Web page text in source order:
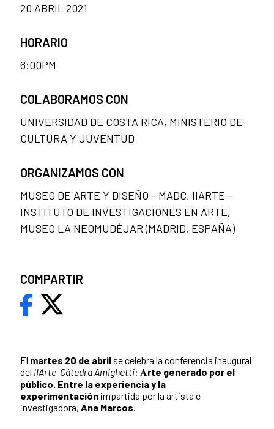
El martes 20 de abril se celebra la conferencia inaugural
del IIArte-Cátedra Amighetti: 𝐀rte generado por el
público. Entre la experiencia y la
experimentación impartida por la artista e
investigadora, Ana Marcos
20 ABRIL 2021
HORARIO
6:00PM
COLABORAMOS CON
UNIVERSIDAD DE COSTA RICA, MINISTERIO DE
CULTURA Y JUVENTUD
ORGANIZAMOS CON
MUSEO DE ARTE Y DISEÑO - MADC, IIARTE -
INSTITUTO DE INVESTIGACIONES EN ARTE,
MUSEO LA NEOMUDÉJAR (MADRID, ESPAÑA)
COMPARTIR